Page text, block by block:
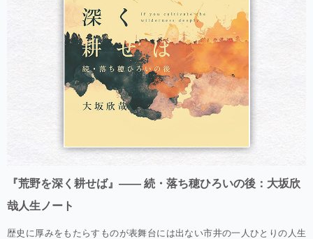
『荒野を深く耕せば』―― 続・落ち穂ひろいの後：大坂欣
哉人生ノート
歴史に厚みをもたらすものが表舞台には出ない市井の一人ひとりの人生